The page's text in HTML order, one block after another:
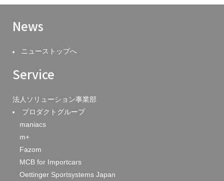
News
ニューストップへ
Service
法人ソリューション事業部
プロダクトグループ
maniacs
m+
Fazom
MCB for Importcars
Oettinger Sportsystems Japan